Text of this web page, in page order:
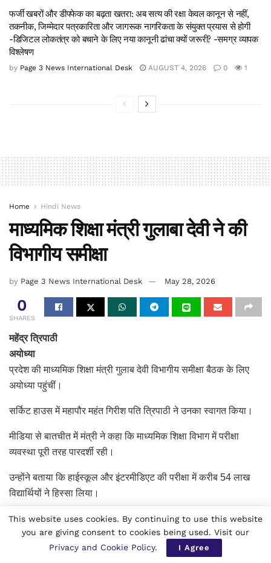
फर्जी खबरों और डीपफेक का बढ़ता खतरा: अब सत्य की रक्षा केवल कानून से नहीं,
तकनीक, जिम्मेदार पत्रकारिता और जागरूक नागरिकता के संयुक्त प्रयास से होगी
-डिजिटल लोकतंत्र को बचाने के लिए नया कानूनी ढांचा क्यों जरूरी? -समग्र व्यापक
विश्लेषण
by Page 3 News International Desk AUGUST 4, 2026 0 1
Home Hindi News
माध्यमिक शिक्षा मंत्री गुलाबा देवी ने की
विभागीय समीक्षा
by Page 3 News International Desk May 28, 2026
0
SHARES
महेंद्र त्रिपाठी
अयोध्या
प्रदेश की माध्यमिक शिक्षा मंत्री गुलाब देवी विभागीय समीक्षा बैठक के लिए
अयोध्या पहुंचीं।
सर्किट हाउस में महापौर महंत गिरीश पति त्रिपाठी ने उनका स्वागत किया।
मीडिया से बातचीत में मंत्री ने कहा कि माध्यमिक शिक्षा विभाग में परीक्षा
व्यवस्था पूरी तरह पारदर्शी रही।
उन्होंने बताया कि हाईस्कूल और इंटरमीडिएट की परीक्षा में करीब 54 लाख
विद्यार्थियों ने हिस्सा लिया।
मंत्री के अनुसार पूरे प्रदेश में कहीं भी पेपर लीक या नकल की कोई घटना
सामने नहीं आई।
उन्होंने कहा कि परीक्षाएं “टेंशन मुक्त और नकल विहीन” तरीके से संपन्न कराई
This website uses cookies. By continuing to use this website
you are giving consent to cookies being used. Visit our
Privacy and Cookie Policy. I Agree